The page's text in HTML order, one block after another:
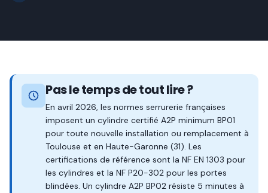
Pas le temps de tout lire ?
En avril 2026, les normes serrurerie françaises
imposent un cylindre certifié A2P minimum BP01
pour toute nouvelle installation ou remplacement à
Toulouse et en Haute-Garonne (31). Les
certifications de référence sont la NF EN 1303 pour
les cylindres et la NF P20-302 pour les portes
blindées. Un cylindre A2P BP02 résiste 5 minutes à